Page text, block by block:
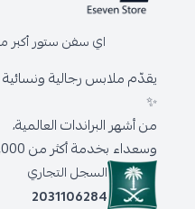
اي سفن ستور أكبر
يقدّم ملابس رجالية
✨
من أشهر البراندات العالمية،
وسعداء بخدمة أكثر من 300,000 عميل حول المملكة.
السجل التجاري
2031106284